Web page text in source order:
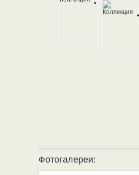
Фотогалереи: